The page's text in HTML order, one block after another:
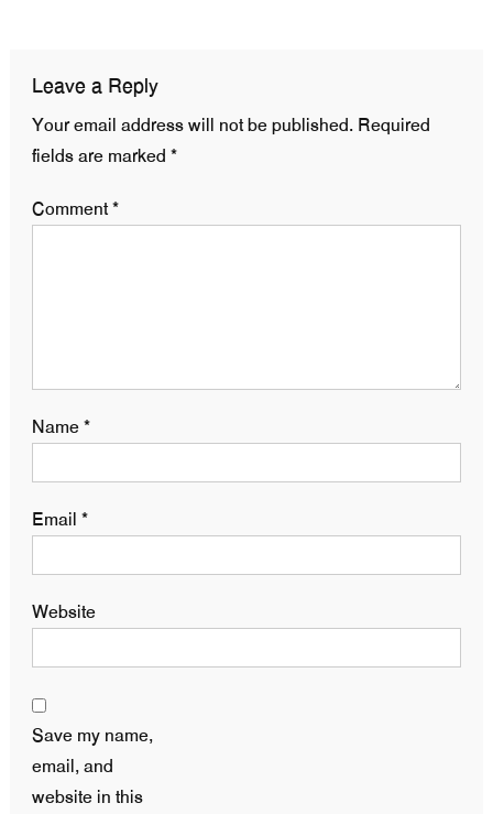
Leave a Reply
Your email address will not be published. Required
fields are marked *
Comment*
Name*
Email *
Website
Save my name,
email, and
website in this